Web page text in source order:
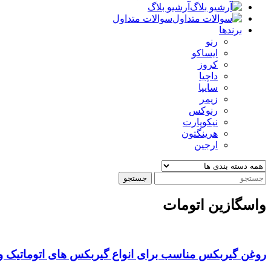
آرشیو بلاگ
سوالات متداول
برندها
رنو
ایساکو
کروز
داچیا
سایپا
زیمر
رنوکس
نیکوپارت
هرینگتون
ارجین
جستجو
واسگازین اتومات
روغن گیربکس مناسب برای انواع گیربکس های اتوماتیک